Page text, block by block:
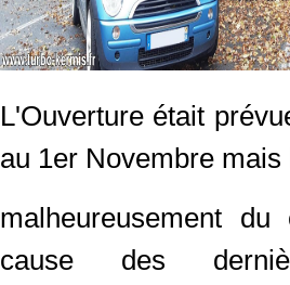
L'Ouverture était
au 1er Novembre mais
malheureusement
cause des